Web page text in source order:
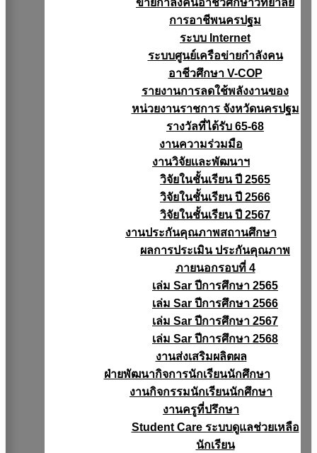
ข่ายกำลังคนอาชีวศึกษาวิทยาลัย
การอาชีพนครปฐม
ระบบ Internet
ระบบศูนย์เครือข่ายกำลังคน
อาชีวศึกษา V-COP
รายงานการลดใช้พลังงานของ
หน่วยงานราชการ จังหวัดนครปฐม
รางวัลที่ได้รับ 65-68
งานความร่วมมือ
งานวิจัยเเละพัฒนาฯ
วิจัยในชั้นเรียน ปี 2565
วิจัยในชั้นเรียน ปี 2566
วิจัยในชั้นเรียน ปี 2567
งานประกันคุณภาพสถานศึกษา
ผลการประเมิน ประกันคุณภาพ
ภายนอกรอบที่ 4
เล่ม Sar ปีการศึกษา 2565
เล่ม Sar ปีการศึกษา 2566
เล่ม Sar ปีการศึกษา 2567
เล่ม Sar ปีการศึกษา 2568
งานส่งเสริมผลิตผล
ฝ่ายพัฒนากิจการนักเรียนนักศึกษา
งานกิจกรรมนักเรียนนักศึกษา
งานครูที่ปรึกษา
Student Care ระบบดูแลช่วยเหลือ
นักเรียน